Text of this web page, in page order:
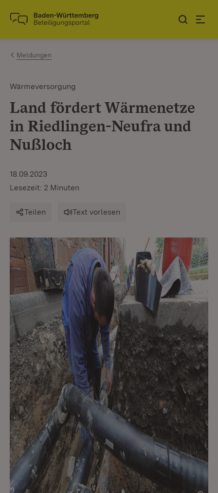
Zum Inhalt springen
Link zur Startseite
Meldungen
Wärmeversorgung
Land fördert Wärmenetze
in Riedlingen-Neufra und
Nußloch
18.09.2023
Lesezeit: 2 Minuten
Teilen Text vorlesen